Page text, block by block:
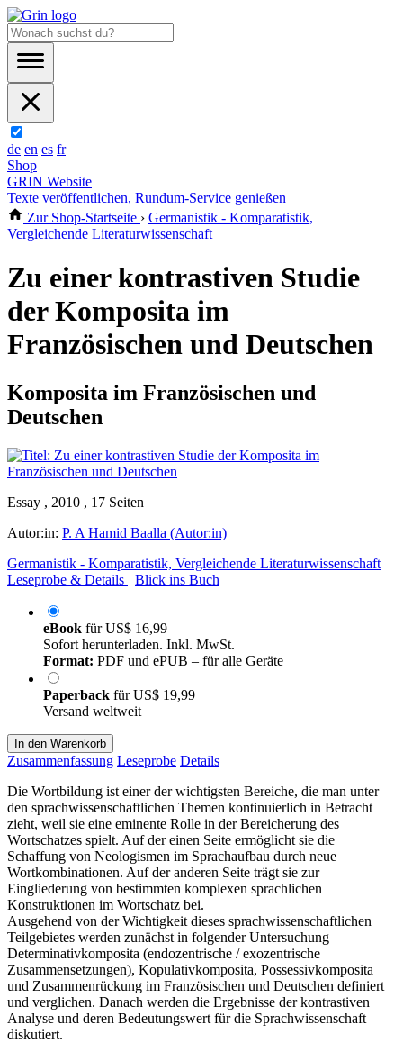
de en es fr
Shop
GRIN Website
Texte veröffentlichen, Rundum-Service genießen
Zur Shop-Startseite › Germanistik - Komparatistik,
Vergleichende Literaturwissenschaft
Zu einer kontrastiven Studie
der Komposita im
Französischen und Deutschen
Komposita im Französischen und
Deutschen
Essay , 2010 , 17 Seiten
Autor:in: P. A Hamid Baalla (Autor:in)
Germanistik - Komparatistik, Vergleichende Literaturwissenschaft
Leseprobe & Details
Blick ins Buch
eBook fürUS$ 16,99
Sofort herunterladen. Inkl. MwSt.
Format: PDF und ePUB – für alle Geräte
Paperback fürUS$ 19,99
Versand weltweit
In den Warenkorb
Zusammenfassung Leseprobe Details
Die Wortbildung ist einer der wichtigsten Bereiche, die man unter
den sprachwissenschaftlichen Themen kontinuierlich in Betracht
zieht, weil sie eine eminente Rolle in der Bereicherung des
Wortschatzes spielt. Auf der einen Seite ermöglicht sie die
Schaffung von Neologismen im Sprachaufbau durch neue
Wortkombinationen. Auf der anderen Seite trägt sie zur
Eingliederung von bestimmten komplexen sprachlichen
Konstruktionen im Wortschatz bei.
Ausgehend von der Wichtigkeit dieses sprachwissenschaftlichen
Teilgebietes werden zunächst in folgender Untersuchung
Determinativkomposita (endozentrische / exozentrische
Zusammensetzungen), Kopulativkomposita, Possessivkomposita
und Zusammenrückung im Französischen und Deutschen definiert
und verglichen. Danach werden die Ergebnisse der kontrastiven
Analyse und deren Bedeutungswert für die Sprachwissenschaft
diskutiert.